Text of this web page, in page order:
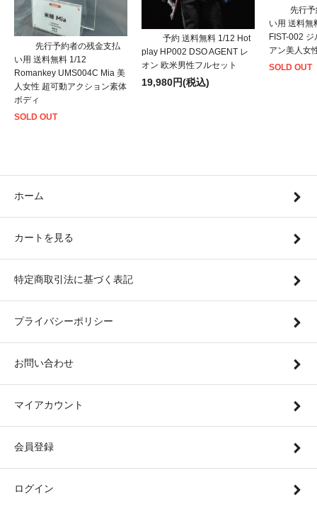
先行予約者の残金支払
い用 送料無料 1/12
Romankey UMS004C Mia 美
人女性 超可動アクション素体
ボディ
SOLD OUT
予約 送料無料 1/12 Hot
play HP002 DSO AGENT レ
オン 欧米男性フルセット
19,980円(税込)
先行
い用 送料無
FIST-002
アン美人女
SOLD OUT
ホーム
カートを見る
特定商取引法に基づく表記
プライバシーポリシー
お問い合わせ
マイアカウント
会員登録
ログイン